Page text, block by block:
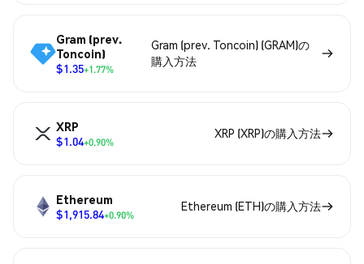
Gram (prev.
Toncoin)
$1.35+1.77%
Gram (prev. Toncoin) (GRAM)の
購入方法
XRP
$1.04+0.90%
XRP (XRP)の購入方法
Ethereum
$1,915.84+0.90%
Ethereum (ETH)の購入方法